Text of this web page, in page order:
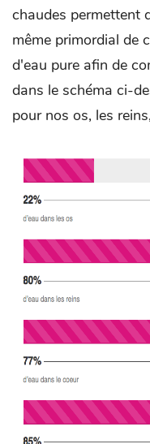
chaudes permettent
même primordial de
d'eau pure afin de
dans le schéma ci-
pour nos os, les